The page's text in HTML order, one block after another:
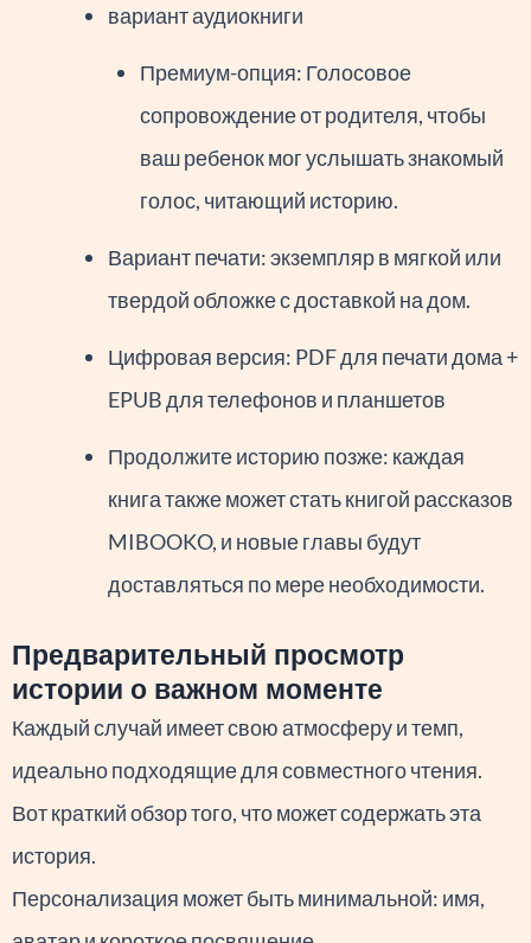
вариант аудиокниги
Премиум-опция: Голосовое
сопровождение от родителя, чтобы
ваш ребенок мог услышать знакомый
голос, читающий историю.
Вариант печати: экземпляр в мягкой или
твердой обложке с доставкой на дом.
Цифровая версия: PDF для печати дома +
EPUB для телефонов и планшетов
Продолжите историю позже: каждая
книга также может стать книгой рассказов
MIBOOKO, и новые главы будут
доставляться по мере необходимости.
Предварительный просмотр
истории о важном моменте
Каждый случай имеет свою атмосферу и темп,
идеально подходящие для совместного чтения.
Вот краткий обзор того, что может содержать эта
история.
Персонализация может быть минимальной: имя,